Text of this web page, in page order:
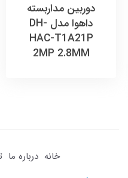
دوربین مداربسته
داهوا مدل DH-
HAC-T1A21P
2MP 2.8MM
خانه درباره ما